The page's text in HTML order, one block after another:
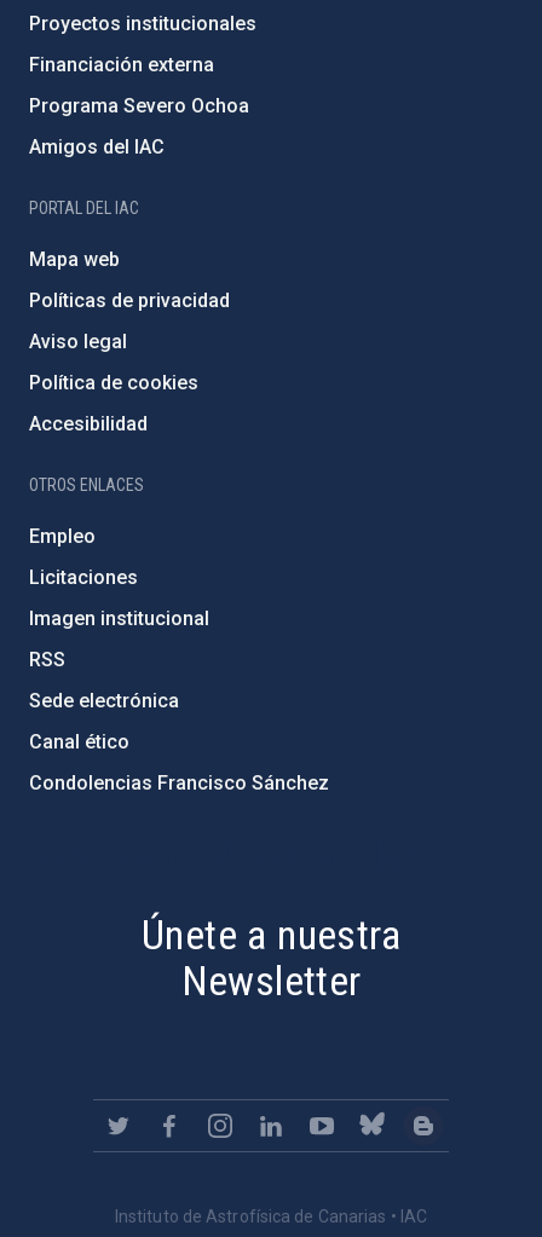
Proyectos institucionales
Financiación externa
Programa Severo Ochoa
Amigos del IAC
PORTAL DEL IAC
Mapa web
Políticas de privacidad
Aviso legal
Política de cookies
Accesibilidad
OTROS ENLACES
Empleo
Licitaciones
Imagen institucional
RSS
Sede electrónica
Canal ético
Condolencias Francisco Sánchez
Únete a nuestra
Newsletter
Instituto de Astrofísica de Canarias • IAC